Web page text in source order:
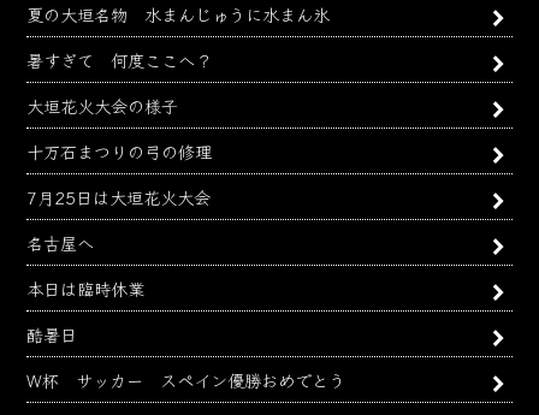
夏の大垣名物 水まんじゅうに水まん氷
暑すぎて 何度ここへ？
大垣花火大会の様子
十万石まつりの弓の修理
7月25日は大垣花火大会
名古屋へ
本日は臨時休業
酷暑日
W杯 サッカー スペイン優勝おめでとう